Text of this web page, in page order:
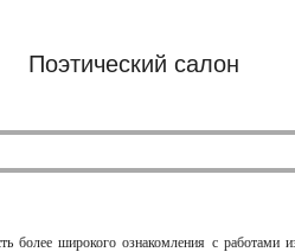
Поэтический салон
более широкого ознакомления с